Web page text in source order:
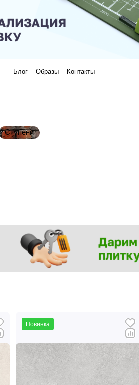
Блог Образы Контакты
Ступени
Новинка